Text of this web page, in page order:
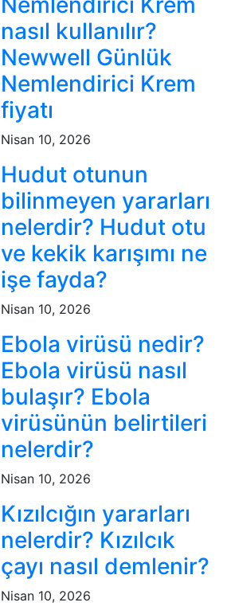
nasıl kullanılır?
Newwell Günlük
Nemlendirici Krem
fiyatı
Nisan 10, 2026
Hudut otunun
bilinmeyen yararları
nelerdir? Hudut otu
ve kekik karışımı ne
işe fayda?
Nisan 10, 2026
Ebola virüsü nedir?
Ebola virüsü nasıl
bulaşır? Ebola
virüsünün belirtileri
nelerdir?
Nisan 10, 2026
Kızılcığın yararları
nelerdir? Kızılcık
çayı nasıl demlenir?
Nisan 10, 2026